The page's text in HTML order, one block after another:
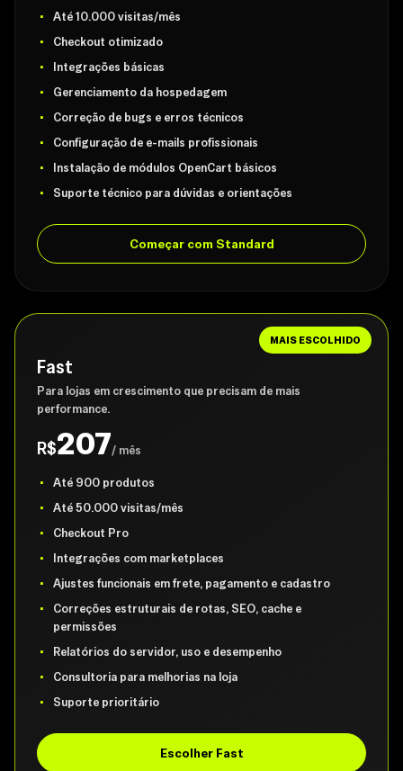
Até 10.000 visitas/mês
Checkout otimizado
Integrações básicas
Gerenciamento da hospedagem
Correção de bugs e erros técnicos
Configuração de e-mails profissionais
Instalação de módulos OpenCart básicos
Suporte técnico para dúvidas e orientações
Começar com Standard
MAIS ESCOLHIDO
Fast
Para lojas em crescimento que precisam de mais
performance.
R$207/ mês
Até 900 produtos
Até 50.000 visitas/mês
Checkout Pro
Integrações com marketplaces
Ajustes funcionais em frete, pagamento e cadastro
Correções estruturais de rotas, SEO, cache e
permissões
Relatórios do servidor, uso e desempenho
Consultoria para melhorias na loja
Suporte prioritário
Escolher Fast